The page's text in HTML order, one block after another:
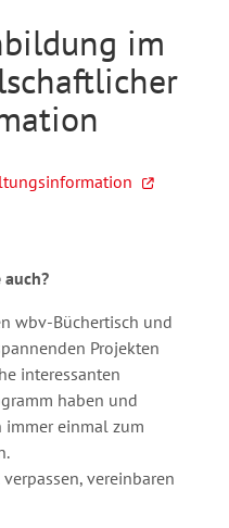
im
wbv-Büchertisch und
Projekten
interessanten
haben und
immer einmal zum
vereinbaren